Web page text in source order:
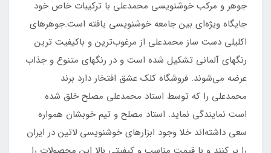
جوهر و مرکب خوشنویسی محمدعلی با ترکیبات خاص خود
جایگاه ویژه‌ای بین جامعه خوشنویسی یافته است.جوهرهای
اکلیلی دست ساز محمدعلی از مرغوب‌ترین و باکیفیت ترین
رنگهای آلمانی تشکیل شده است و در رنگهای متنوع و جذاب
عرضه می‌شوند. فروشگاه کلک عشق افتخار دارد برند
محمدعلی را که توسط استاد محمدعلی مصلح خلق شده
است نمایندگی نماید. استاد مصلح و تیم خوبشان همواره
سعی داشته‌اند خلا وجود ابزارهای خوشنویسی لاتین در ایران